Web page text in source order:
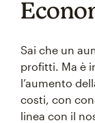
Sai che un
profitti. Ma è
l’aumento
costi, con
linea con il